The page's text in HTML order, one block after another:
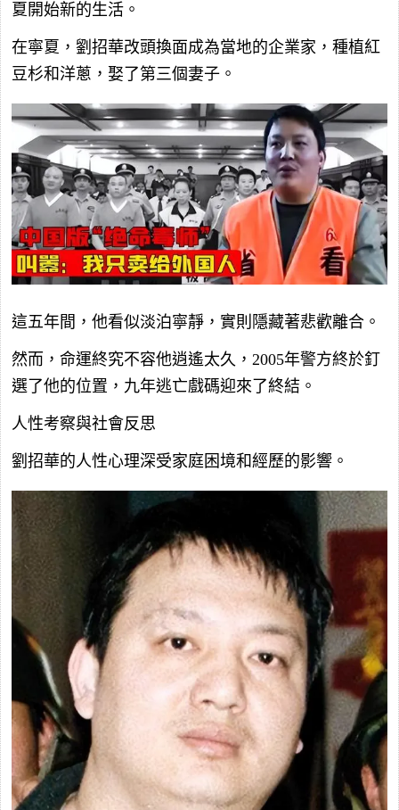
夏開始新的生活。
在寧夏，劉招華改頭換面成為當地的企業家，種植紅
豆杉和洋蔥，娶了第三個妻子。
這五年間，他看似淡泊寧靜，實則隱藏著悲歡離合。
然而，命運終究不容他逍遙太久，2005年警方終於釘
選了他的位置，九年逃亡戲碼迎來了終結。
人性考察與社會反思
劉招華的人性心理深受家庭困境和經歷的影響。